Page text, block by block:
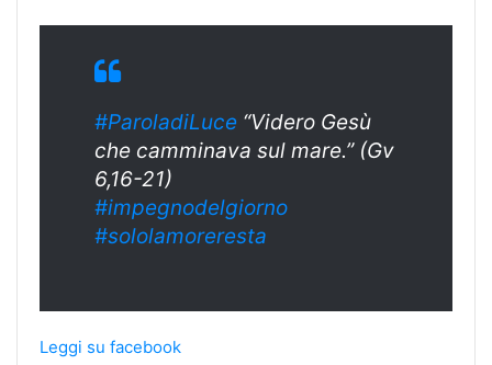
#ParoladiLuce “Videro Gesù
che camminava sul mare.” (Gv
6,16-21)
#impegnodelgiorno
#sololamoreresta
Leggi su facebook